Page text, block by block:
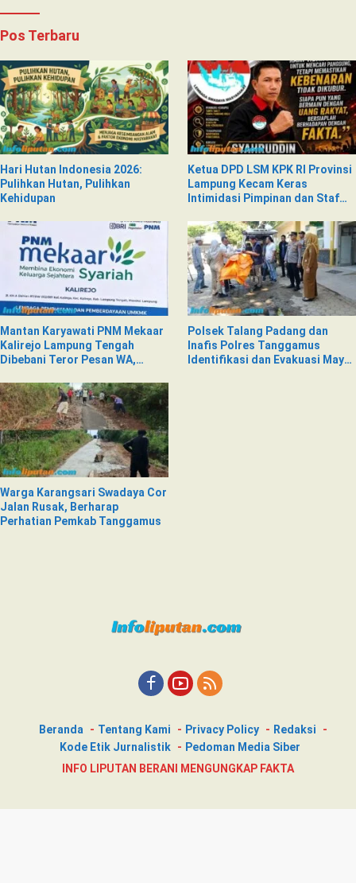
Pos Terbaru
Hari Hutan Indonesia 2026:
Pulihkan Hutan, Pulihkan
Kehidupan
Ketua DPD LSM KPK RI Provinsi
Lampung Kecam Keras
Intimidasi Pimpinan dan Staf
Nad
Mantan Karyawati PNM Mekaar
Kalirejo Lampung Tengah
Dibebani Teror Pesan WA,
Polsek Talang Padang dan
Inafis Polres Tanggamus
Identifikasi dan Evakuasi Mayat
Warga Karangsari Swadaya Cor
Jalan Rusak, Berharap
Perhatian Pemkab Tanggamus
Beranda Tentang Kami Privacy Policy
Redaksi
Kode Etik Jurnalistik
Pedoman Media Siber
INFO LIPUTAN BERANI MENGUNGKAP FAKTA